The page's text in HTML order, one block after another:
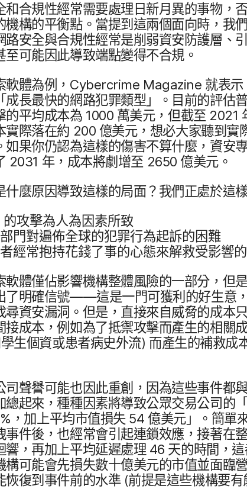
和​合規性​經常​需要​處理​日​新月​異​的​事物，​
機構​的​平衡點。​當​提到​這​兩​個​面​向​時，​我
路​安全​與​合規性​經常​是​削弱​資安​防護層、​
至​可能​因此​導致端點​變得​不​合規。
軟體​為​例， Cybercrime Magazine 就​表
成長​最快​的​網路​犯罪​類型」。​目前​的​評估​
的​平均​成本​為 1000 萬​美元，​但​截​至 2021
實際落​在​約 200 億​美元，​想必​大​家​聽到​實
如果​你​仍​認為​這樣​的​傷害​不算​什麼，​資安​
2031 年，​成本​將​劇增​至 2650 億​美元。
什麼​原​因​導致​這樣​的​局面？​我們​正處於​這
的​攻擊​為​人為​因素​所​致
門​對​遍佈​全球​的​犯罪行為​起訴​的​困難
經常​抱持​花錢​了​事​的​心態​來​解救​受​影響​
軟體​僅​佔​影響​機構​整體​風險​的​一​部分，​但
了​明確信​號​——​這​是​一門​可​獲利​的​好生意
尋​資安​漏洞。​但是，​直接​來自​威脅​的​成本​
接​成本，​例如​為了​抵禦​攻擊​而​產生​的​相關​
生​個​資​或​患者​病史​外流) 而​產生​的​補救​成
司​聲譽​可能​也​因此​重創，​因為​這些​事件​都​
總​起來，​種​種​因素​將​導致​公眾​交易​公司​的​
%，​加上​平均​市值損​失54 億​美元」。​簡單
事件​後，​也​經常​會​引起​連鎖​效應，​接著​在​
響，​再加​上​平均​延遲​處理 46 天​的​時間，​
構​可能​會​先損​失數​十億​美元​的​市值​並​面臨​
恢復到​事件​前​的​水準 (前​提是​這些​機構​要​有​